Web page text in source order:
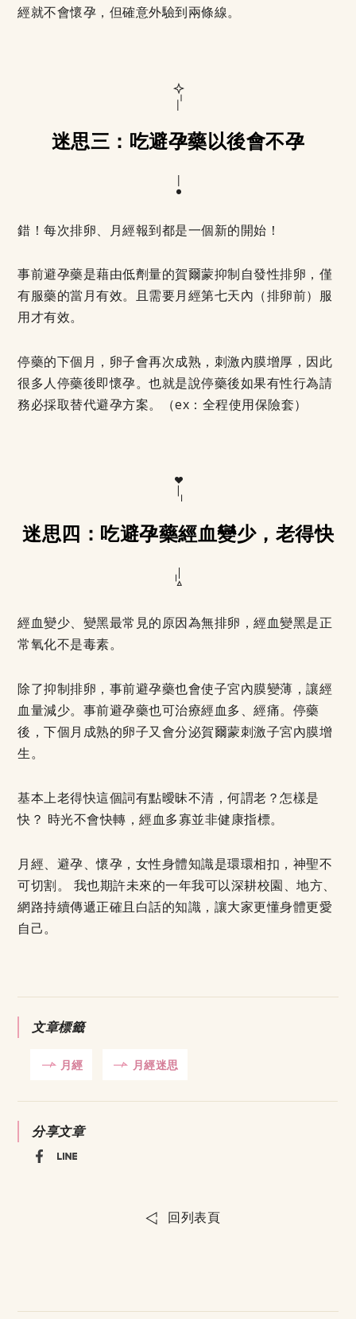
經就不會懷孕，但確意外驗到兩條線。
迷思三：吃避孕藥以後會不孕
錯！每次排卵、月經報到都是一個新的開始！
事前避孕藥是藉由低劑量的賀爾蒙抑制自發性排卵，僅
有服藥的當月有效。且需要月經第七天內（排卵前）服
用才有效。
停藥的下個月，卵子會再次成熟，刺激內膜增厚，因此
很多人停藥後即懷孕。也就是說停藥後如果有性行為請
務必採取替代避孕方案。（ex：全程使用保險套）
迷思四：吃避孕藥經血變少，老得快
經血變少、變黑最常見的原因為無排卵，經血變黑是正
常氧化不是毒素。
除了抑制排卵，事前避孕藥也會使子宮內膜變薄，讓經
血量減少。事前避孕藥也可治療經血多、經痛。停藥
後，下個月成熟的卵子又會分泌賀爾蒙刺激子宮內膜增
生。
基本上老得快這個詞有點曖昧不清，何謂老？怎樣是
快？ 時光不會快轉，經血多寡並非健康指標。
月經、避孕、懷孕，女性身體知識是環環相扣，神聖不
可切割。 我也期許未來的一年我可以深耕校園、地方、
網路持續傳遞正確且白話的知識，讓大家更懂身體更愛
自己。
文章標籤
月經 月經迷思
分享文章
回列表頁